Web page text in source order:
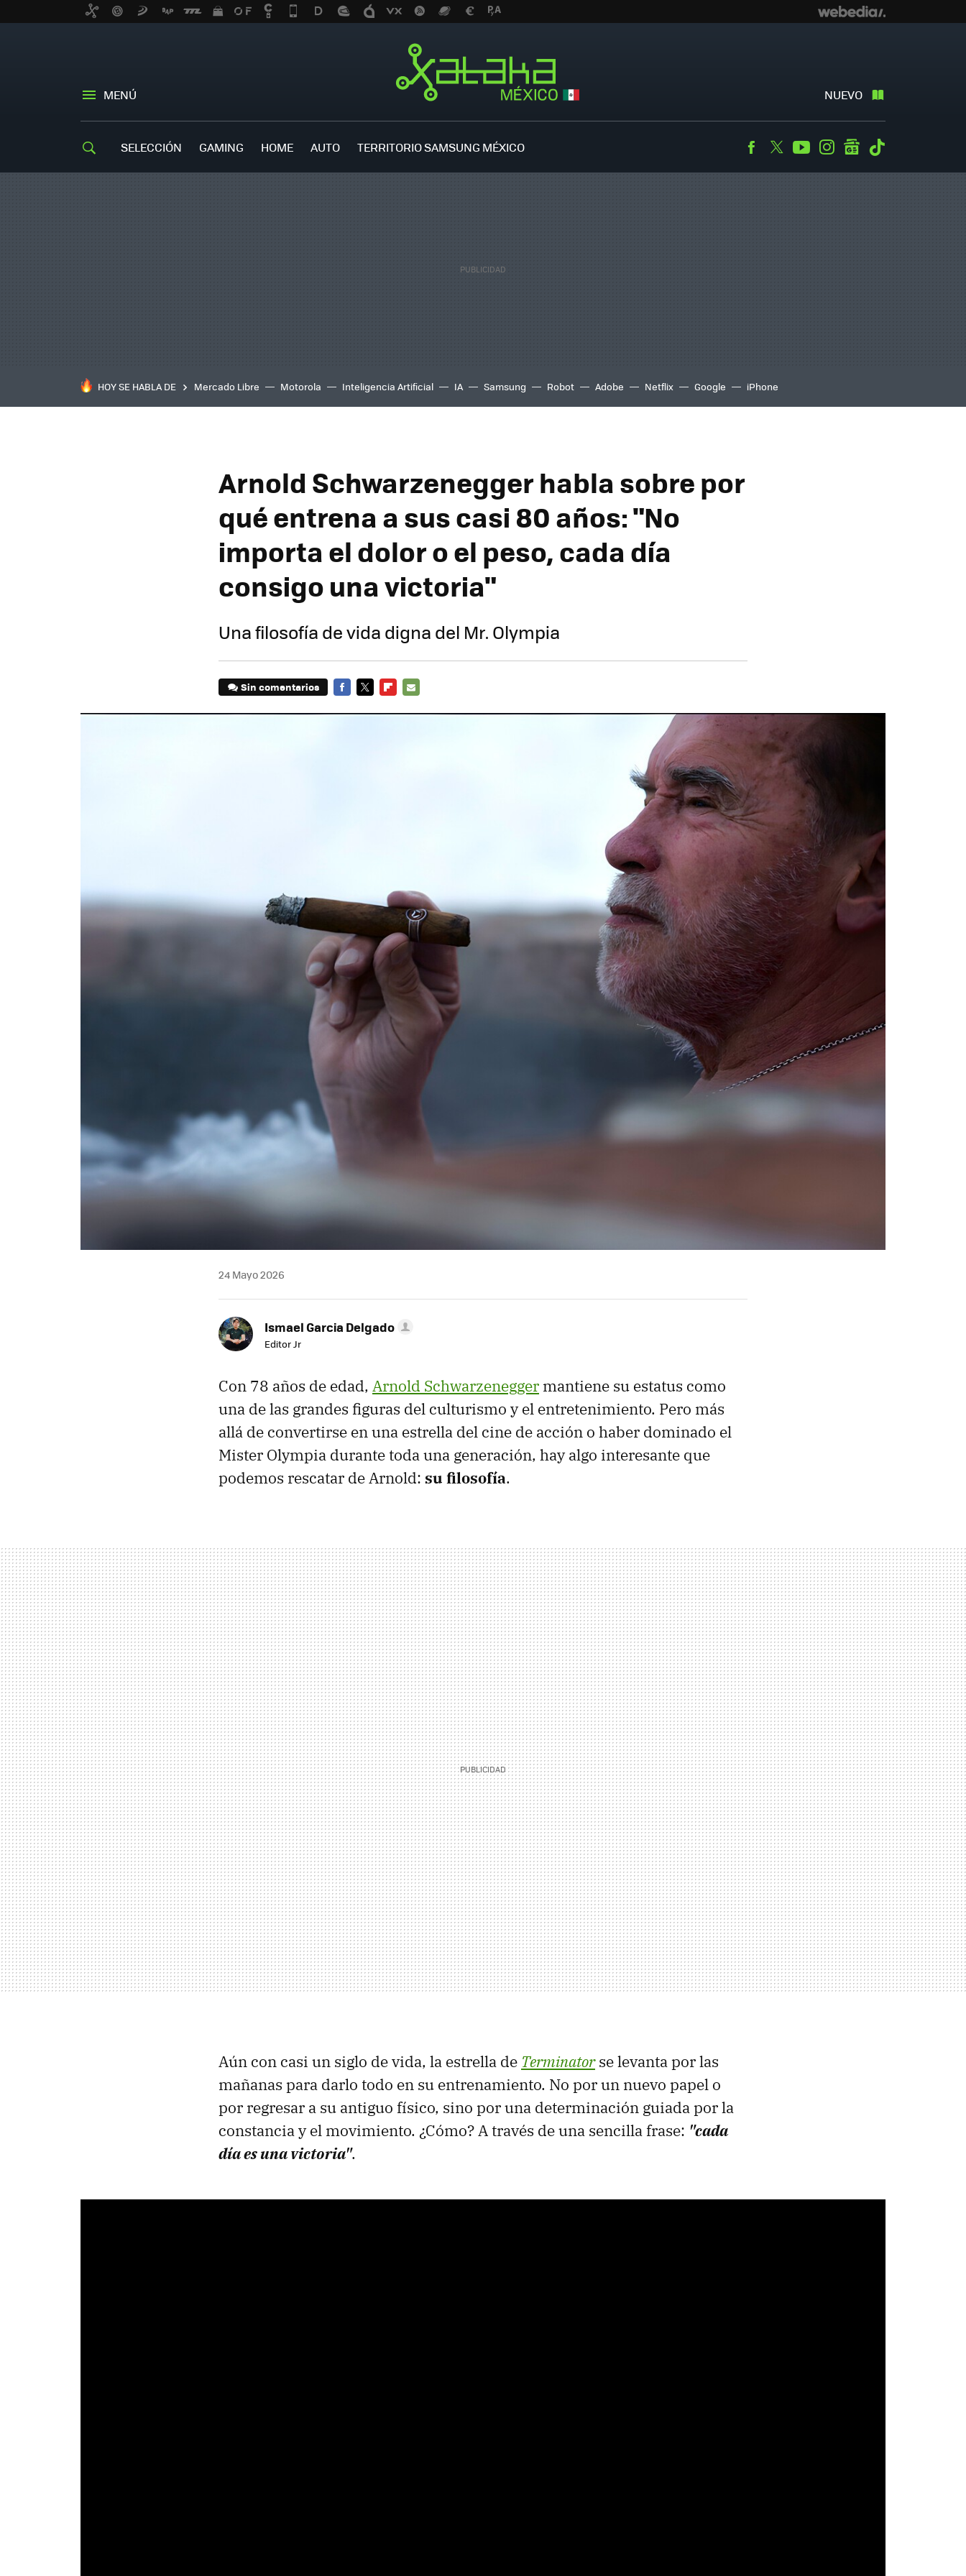
MENÚ NUEVO
SELECCIÓN GAMING HOME AUTO TERRITORIO SAMSUNG MÉXICO Facebook
TwitterYoutubeInstagramgooglenews
HOY SE HABLA DE Mercado Libre Motorola Inteligencia Artificial IA Samsung Robot Adobe Netflix Google iPhone
Arnold Schwarzenegger habla sobre por
qué entrena a sus casi 80 años: "No
importa el dolor o el peso, cada día
consigo una victoria"
Una filosofía de vida digna del Mr. Olympia
Sin comentarios
24 Mayo 2026
Ismael Garcia Delgado
Editor Jr
Con 78 años de edad, Arnold Schwarzenegger mantiene su estatus como
una de las grandes figuras del culturismo y el entretenimiento. Pero más
allá de convertirse en una estrella del cine de acción o haber dominado el
Mister Olympia durante toda una generación, hay algo interesante que
podemos rescatar de Arnold: su filosofía.
Aún con casi un siglo de vida, la estrella de Terminatorse levanta por las
mañanas para darlo todo en su entrenamiento. No por un nuevo papel o
por regresar a su antiguo físico, sino por una determinación guiada por la
constancia y el movimiento. ¿Cómo? A través de una sencilla frase: "cada
día esuna victoria".